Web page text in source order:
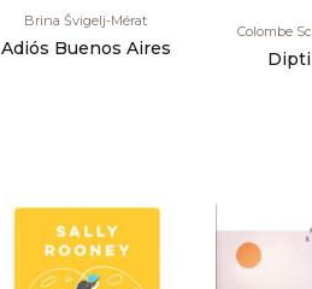
Brina Švigelj-Mérat
Adiós Buenos Aires
Colombe